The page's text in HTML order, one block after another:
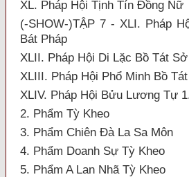
XL. Pháp Hội Tịnh Tín Đồng Nữ
(-SHOW-)TẬP 7 - XLI. Pháp
Bát Pháp
XLII. Pháp Hội Di Lặc Bồ Tát
XLIII. Pháp Hội Phổ Minh Bồ Tát
XLIV. Pháp Hội Bửu Lương Tự
2. Phẩm Tỳ Kheo
3. Phẩm Chiên Đà La Sa Môn
4. Phẩm Doanh Sự Tỳ Kheo
5. Phẩm A Lan Nhã Tỳ Kheo